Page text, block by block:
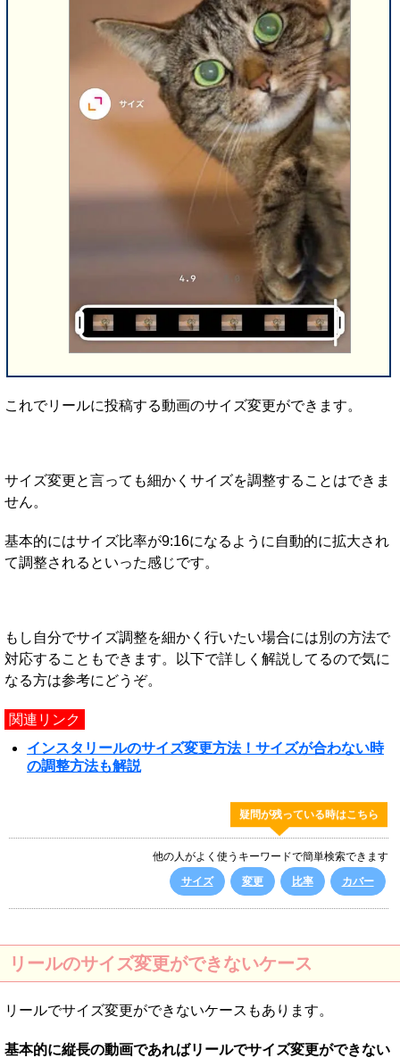
これでリールに投稿する動画のサイズ変更ができます。
サイズ変更と言っても細かくサイズを調整することはできま
せん。
基本的にはサイズ比率が9:16になるように自動的に拡大され
て調整されるといった感じです。
もし自分でサイズ調整を細かく行いたい場合には別の方法で
対応することもできます。以下で詳しく解説してるので気に
なる方は参考にどうぞ。
関連リンク
インスタリールのサイズ変更方法！サイズが合わない時
の調整方法も解説
疑問が残っている時はこちら
他の人がよく使うキーワードで簡単検索できます
サイズ
変更 比率 カバー
リールのサイズ変更ができないケース
リールでサイズ変更ができないケースもあります。
基本的に縦長の動画であればリールでサイズ変更ができない